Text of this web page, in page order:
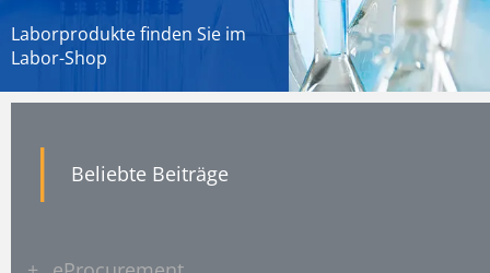
Laborprodukte finden Sie im
Labor-Shop
| Beliebte Beiträge